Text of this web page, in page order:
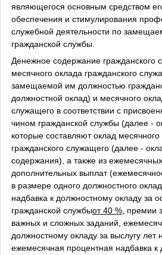
являющегося основным средством
обеспечения и стимулирования
служебной деятельности по
гражданской службы.
Денежное содержание гражданского
месячного оклада гражданского
замещаемой им должностью
должностной оклад) и месячного
служащего в соответствии с
чином гражданской службы (далее -
которые составляют оклад
гражданского служащего (далее -
содержания), а также из
дополнительных выплат
в размере одного должностного
надбавка к должностному окладу за
гражданской службыот 40 %, премии
важных и сложных заданий,
должностному окладу за выслугу лет
ежемесячная процентная надбавка к